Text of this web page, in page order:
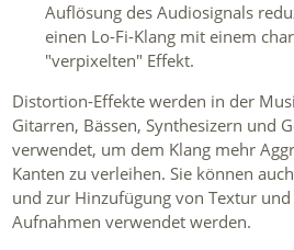
Auflösung des Audiosignals
einen Lo-Fi-Klang mit einem
"verpixelten" Effekt.
Distortion-Effekte werden in der
Gitarren, Bässen, Synthesizern und
verwendet, um dem Klang mehr
Kanten zu verleihen. Sie können
und zur Hinzufügung von Textur und
Aufnahmen verwendet werden.